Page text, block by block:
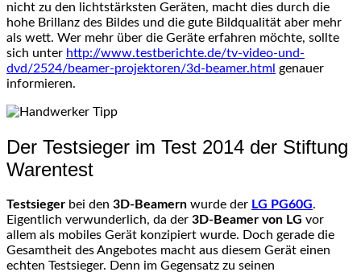
nicht zu den lichtstärksten Geräten, macht dies durch die
hohe Brillanz des Bildes und die gute Bildqualität aber mehr
als wett. Wer mehr über die Geräte erfahren möchte, sollte
sich unter http://www.testberichte.de/tv-video-und-
dvd/2524/beamer-projektoren/3d-beamer.html genauer
informieren.
Der Testsieger im Test 2014 der Stiftung
Warentest
Testsieger bei den 3D-Beamern wurde der LG PG60G.
Eigentlich verwunderlich, da der 3D-Beamer von LG vor
allem als mobiles Gerät konzipiert wurde. Doch gerade die
Gesamtheit des Angebotes macht aus diesem Gerät einen
echten Testsieger. Denn im Gegensatz zu seinen